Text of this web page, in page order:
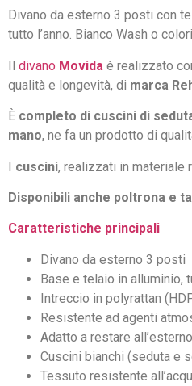
Divano da esterno 3 posti con
tutto l’anno. Bianco Wash o
Il divano Movida è realizzato
qualità e longevità, di marca
È completo di cuscini di
mano, ne fa un prodotto di
I cuscini, realizzati in materiale
Disponibili anche poltrona e
Caratteristiche principali
Divano da esterno 3 posti
Base e telaio in alluminio,
Intreccio in polyrattan
Resistente ad agenti
Adatto a restare
Cuscini bianchi (seduta e
Tessuto resistente